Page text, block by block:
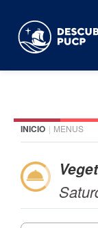
Places
Featured events
Menu
INICIO | MENUS